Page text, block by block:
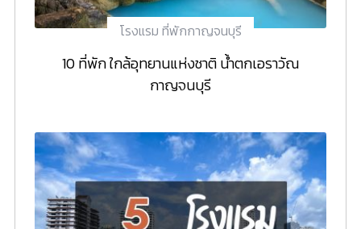
โรงแรม ที่พักกาญจนบุรี
10 ที่พัก ใกล้อุทยานแห่งชาติ น้ำตกเอราวัณ
กาญจนบุรี